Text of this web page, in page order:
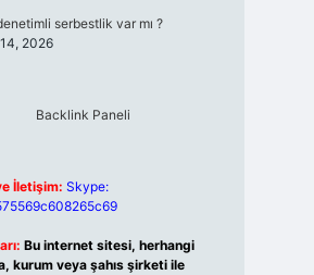
denetimli serbestlik var mı ?
2026
İletişim: Skype:
Bu internet sitesi, herhangi
kurum veya şahıs şirketi ile